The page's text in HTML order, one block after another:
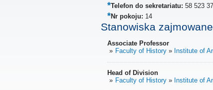
Telefon do sekretariatu: 58 523
Nr pokoju: 14
Stanowiska
Associate Professor
Faculty of History
Institute of
Head of Division
Faculty of History
Institute of